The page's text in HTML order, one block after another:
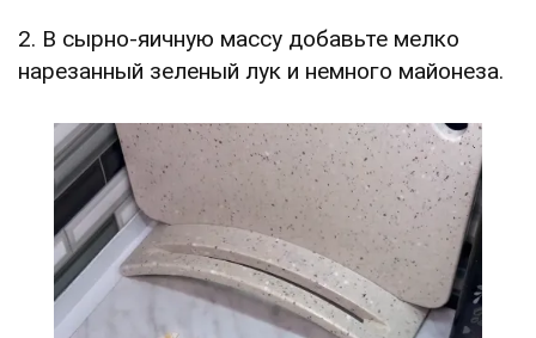
2. В сырно-яичную массу добавьте мелко
нарезанный зеленый лук и немного майонеза.